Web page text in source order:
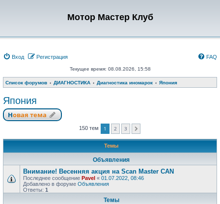
Мотор Мастер Клуб
Вход Регистрация FAQ
Текущее время: 08.08.2026, 15:58
Список форумов ДИАГНОСТИКА Диагностика иномарок Япония
Япония
Новая тема
150 тем 1 2 3
Темы
Объявления
Внимание! Весенняя акция на Scan Master CAN
Последнее сообщение Pavel « 01.07.2022, 08:46
Добавлено в форуме Объявления
Ответы: 1
Темы